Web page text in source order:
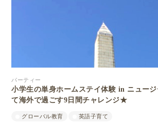
パーティー
小学生の単身ホームステイ体験 in ニュー
て海外で過ごす9日間チャレンジ★
グローバル教育 英語子育て